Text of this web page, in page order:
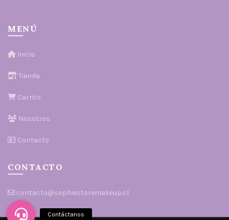
MENÚ
Inicio
Tienda
Carrito
Nosotros
Contacto
CONTACTO
contacto@sophiestoremakeup.cl